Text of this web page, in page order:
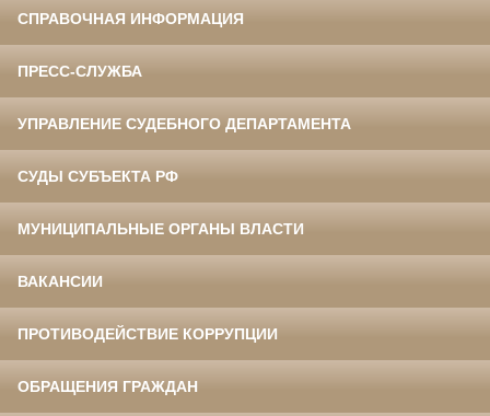
СПРАВОЧНАЯ ИНФОРМАЦИЯ
ПРЕСС-СЛУЖБА
УПРАВЛЕНИЕ СУДЕБНОГО ДЕПАРТАМЕНТА
СУДЫ СУБЪЕКТА РФ
МУНИЦИПАЛЬНЫЕ ОРГАНЫ ВЛАСТИ
ВАКАНСИИ
ПРОТИВОДЕЙСТВИЕ КОРРУПЦИИ
ОБРАЩЕНИЯ ГРАЖДАН